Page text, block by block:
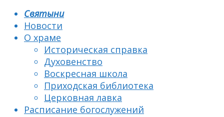
Святыни
Новости
О храме
Историческая справка
Духовенство
Воскресная школа
Приходская библиотека
Церковная лавка
Расписание богослужений